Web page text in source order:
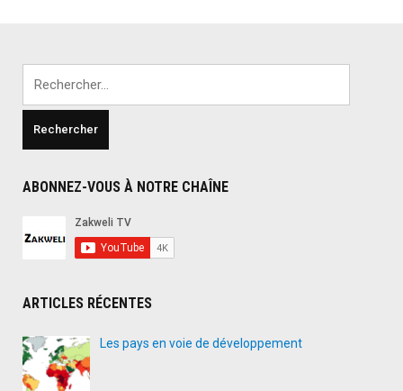
Champs-
l’auteur
ABONNEZ-VOUS À NOTRE CHAÎNE
ARTICLES RÉCENTES
Les pays en voie de développement